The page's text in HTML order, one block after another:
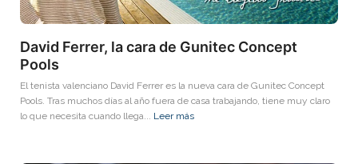
David Ferrer, la cara de Gunitec Concept
Pools
El tenista valenciano David Ferrer es la nueva cara de Gunitec Concept
Pools. Tras muchos días al año fuera de casa trabajando, tiene muy claro
lo que necesita cuando llega... Leer más